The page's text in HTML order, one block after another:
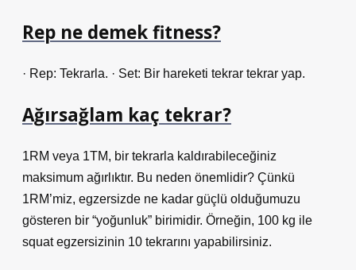
Rep ne demek fitness?
· Rep: Tekrarla. · Set: Bir hareketi tekrar tekrar yap.
Ağırsağlam kaç tekrar?
1RM veya 1TM, bir tekrarla kaldırabileceğiniz
maksimum ağırlıktır. Bu neden önemlidir? Çünkü
1RM’miz, egzersizde ne kadar güçlü olduğumuzu
gösteren bir “yoğunluk” birimidir. Örneğin, 100 kg ile
squat egzersizinin 10 tekrarını yapabilirsiniz.